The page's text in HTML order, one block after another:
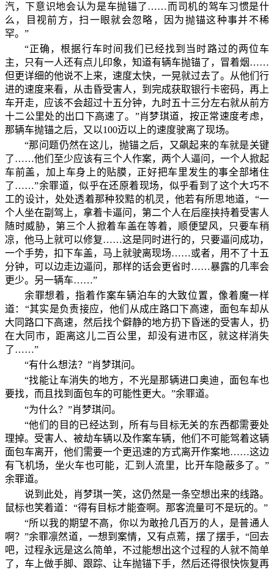
汽，下意识地会认为是车抛锚了……而司机的驾车习惯是什
么，目视前方，扫一眼就会忽略，因为抛锚这种事并不稀
罕。”
“正确，根据行车时间我们已经找到当时路过的两位车
主，只有一人还有点儿印象，知道有辆车抛锚了，冒着烟……
但更详细的他说不上来，速度太快，一晃就过去了。从他们行
进的速度来看，从击昏受害人，到完成获取银行卡密码，再上
车开走，应该不会超过十五分钟，九时五十三分左右就从前方
十二公里处的出口下高速了。”肖梦琪道，按正常速度考虑，
那辆车抛锚之后，又以100迈以上的速度驶离了现场。
“那问题仍然在这儿，抛锚之后，又飙起来的车就是关键
了……他们至少应该有三个人作案，两个人逼问，一个人掀起
车前盖，加上车身上的贴膜，正好把车里发生的事全部堵住
了……”余罪道，似乎在还原着现场，似乎看到了这个大巧不
工的设计，处处透着那种狡黠的机灵，他若有所思地道，“一
个人坐在副驾上，拿着卡逼问，第二个人在后座挟持着受害人
随时威胁，第三个人掀着车盖在等着，顺便望风，只要车稍
凉，他马上就可以修复……这是同时进行的，只要逼问成功，
一个手势，扣下车盖，马上就驶离现场……或者，用不了十五
分钟，可以边走边逼问，那样的话会更省时……暴露的几率会
更少。另一辆车……”
余罪想着，指着作案车辆泊车的大致位置，像着魔一样
道：“其实是负责接应，他们从成庄路口下高速，面包车却从
大同路口下高速，然后找个僻静的地方扔下昏迷的受害人，扔
在大同市，距离这儿二百公里，却没有进市区，就这样消失
了……”
“有什么想法？”肖梦琪问。
“找能让车消失的地方，不光是那辆进口奥迪，面包车也
要找，而且找到面包车的可能性更大。”余罪道。
“为什么？”肖梦琪问。
“他们的目的已经达到，所有与目标无关的东西都需要处
理掉。受害人、被劫车辆以及作案车辆，他们不可能驾着这辆
面包车离开，他们需要一个更迅速的方式离开作案地……这边
有飞机场，坐火车也可能，汇到人流里，比开车隐蔽多了。”
余罪道。
说到此处，肖梦琪一笑，这仍然是一条空想出来的线路。
鼠标也笑着道：“得有目标才能查啊。那客流量可不是玩的。”
“所以我的期望不高，你以为敢抢几百万的人，是普通人
啊？”余罪凛然道，一想到案情，又有点蔫，摆了摆手，“回去
吧，过程永远是这么简单，不过能想出这个过程的人就不简单
了，车上做手脚、跟踪、让车抛锚下手，然后还得很快恢复再